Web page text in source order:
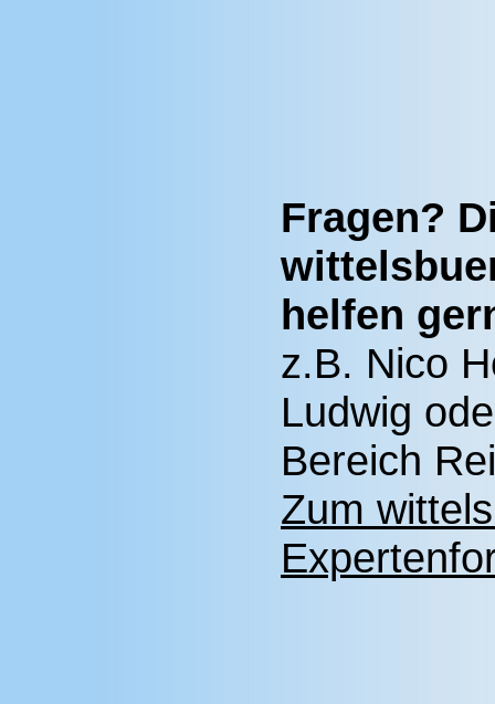
Fragen?
helfen
z.B. Nico
Ludwig
Bereich
Zum